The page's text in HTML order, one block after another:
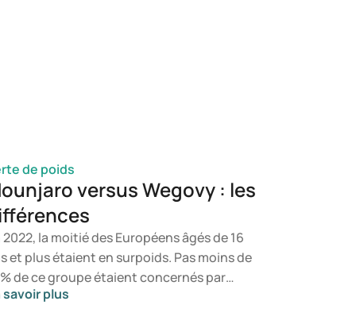
de poids
versus Wegovy : les
2022, la moitié des Européens âgés de 16
et plus étaient en surpoids. Pas moins de
% de ce groupe étaient concernés par
Un mode de vie sain et une
savoir plus